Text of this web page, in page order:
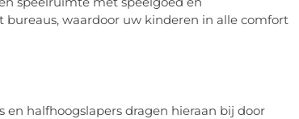
waardoor uw kinderen in alle comfort
halfhoogslapers dragen hieraan bij door